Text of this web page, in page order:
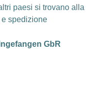
paesi si trovano alla
e spedizione
GbR